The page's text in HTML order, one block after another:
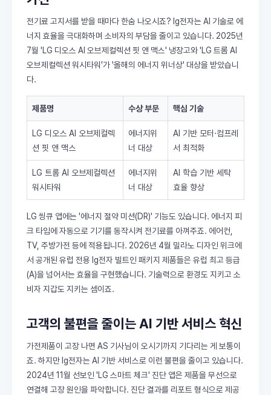
전기료 고지서를 받을 때마다 한숨 나오시죠? lg전자는 AI 기술로 에
너지 효율을 극대화하며 소비자의 부담을 줄이고 있습니다. 2025년
7월 'LG 디오스 AI 오브제컬렉션 핏 앤 맥스' 냉장고와 'LG 트롬 AI
오브제컬렉션 워시타워'가 '올해의 에너지 위너상' 대상을 받았습니
다.
제품명 수상 부문 핵심 기술
LG 디오스 AI 오브제컬렉
션 핏 앤 맥스
에너지위
너 대상
AI 기반 모터·컴프레
서 최적화
LG 트롬 AI 오브제컬렉션
워시타워
에너지위
너 대상
AI 학습 기반 세탁
효율 향상
LG 씽큐 앱에는 '에너지 절약 미션(DR)' 기능도 있습니다. 에너지 피
크 타임에 자동으로 기기를 동작시켜 전기료를 아껴주죠. 에어컨,
TV, 주방가전 등에 적용됩니다. 2026년 4월 밀라노 디자인 위크에
서 공개된 유럽 전용 lg전자 빌트인 패키지 제품들은 유럽 최고 등급
(A)을 넘어서는 효율을 구현했습니다. 기술력으로 환경도 지키고 소
비자 지갑도 지키는 셈이죠.
고객의 불편을 줄이는 AI 기반 서비스 혁신
가전제품이 고장 나면 AS 기사님이 오시기까지 기다리는 게 보통이
죠. 하지만 lg전자는 AI 기반 서비스로 이런 불편을 줄이고 있습니다.
2024년 11월 선보인 'LG 스마트 체크' 진단 앱은 제품을 무선으로
연결해 고장 원인을 파악합니다. 진단 결과를 리포트 형식으로 제공